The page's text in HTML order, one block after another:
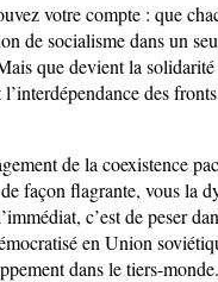
votre compte : que
de socialisme dans un
que devient la
des
de la coexistence
façon flagrante, vous la
c’est de peser
en Union
dans le tiers-